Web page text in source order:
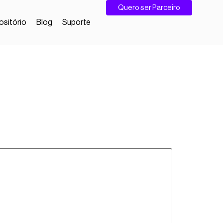
Blog Suporte
Quero ser Parceiro